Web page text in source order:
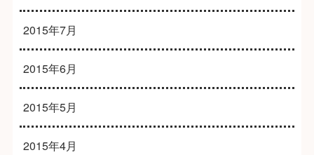
2015年7月
2015年6月
2015年5月
2015年4月